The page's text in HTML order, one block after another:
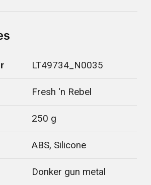
LT49734_N0035
Fresh 'n Rebel
250 g
ABS, Silicone
Donker gun metal